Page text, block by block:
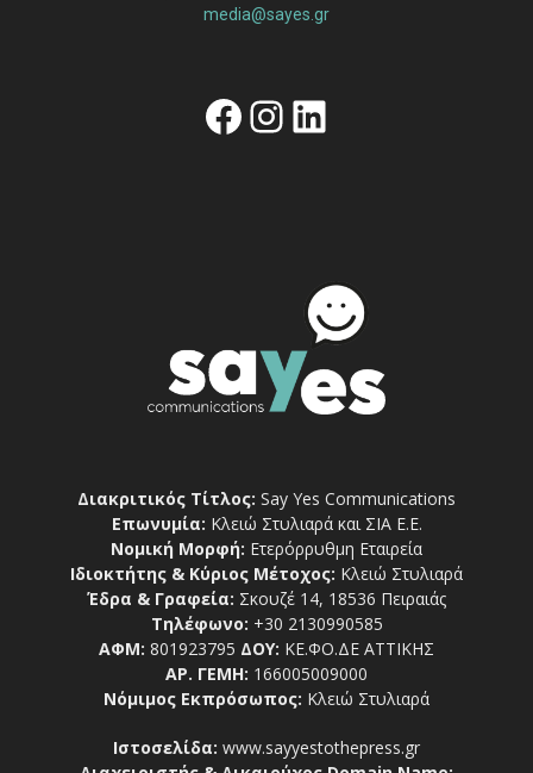
media@sayes.gr
Facebook
Instagram
Linkedin
Διακριτικός Τίτλος: Say Yes Communications
Επωνυμία: Κλειώ Στυλιαρά και ΣΙΑ Ε.Ε.
Νομική Μορφή: Ετερόρρυθμη Εταιρεία
Ιδιοκτήτης & Κύριος Μέτοχος: Κλειώ Στυλιαρά
Έδρα & Γραφεία: Σκουζέ 14, 18536 Πειραιάς
Τηλέφωνο: +30 2130990585
ΑΦΜ: 801923795 ΔΟΥ: ΚΕ.ΦΟ.ΔΕ ΑΤΤΙΚΗΣ
ΑΡ. ΓΕΜΗ: 166005009000
Νόμιμος Εκπρόσωπος: Κλειώ Στυλιαρά
Ιστοσελίδα: www.sayyestothepress.gr